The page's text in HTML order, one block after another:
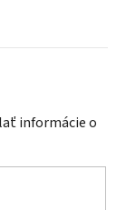
informácie o